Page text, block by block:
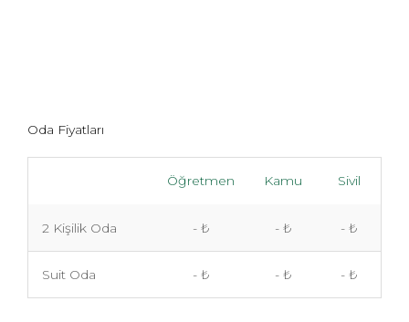
Oda Fiyatları
Öğretmen Kamu Sivil
2 Kişilik Oda - ₺ - ₺ - ₺
Suit Oda - ₺ - ₺ - ₺